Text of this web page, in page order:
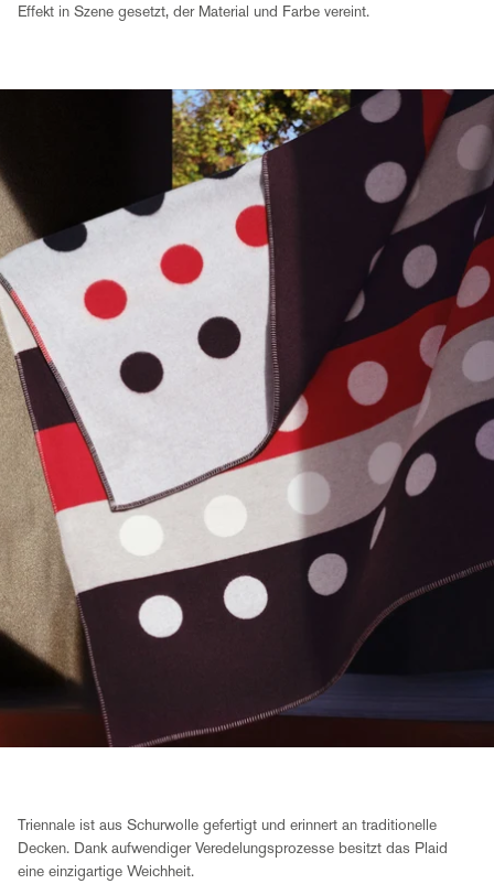
Effekt in Szene gesetzt, der Material und Farbe vereint.
Triennale ist aus Schurwolle gefertigt und erinnert an traditionelle
Decken. Dank aufwendiger Veredelungsprozesse besitzt das Plaid
eine einzigartige Weichheit.